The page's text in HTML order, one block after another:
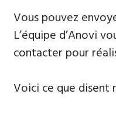
Vous pouvez
L’équipe d’Anovi
contacter pour
Voici ce que disent